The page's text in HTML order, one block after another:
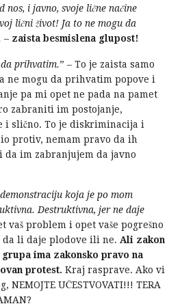
nos, i javno, svoje lične načine
lični život! Ja to ne mogu da
– zaista besmislena glupost!
da prihvatim.” – To je zaista samo
ne mogu da prihvatim popove i
pa mi opet ne pada na pamet
zabraniti im postojanje,
i slično. To je diskriminacija i
protiv, nemam pravo da ih
da im zabranjujem da javno
koja je po mom
Destruktivna, jer ne daje
vaš problem i opet vaše pogrešno
da li daje plodove ili ne. Ali zakon
grupa ima zakonsko pravo na
protest. Kraj rasprave. Ako vi
NEMOJTE UČESTVOVATI!!! TERA